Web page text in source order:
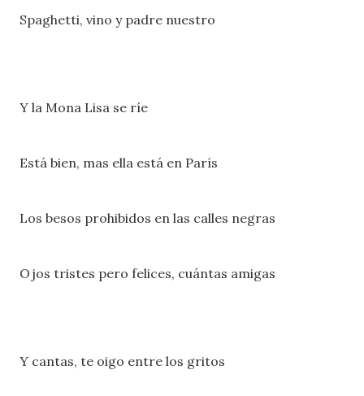
Spaghetti, vino y padre nuestro
Y la Mona Lisa se ríe
Está bien, mas ella está en París
Los besos prohibidos en las calles negras
Ojos tristes pero felices, cuántas amigas
Y cantas, te oigo entre los gritos